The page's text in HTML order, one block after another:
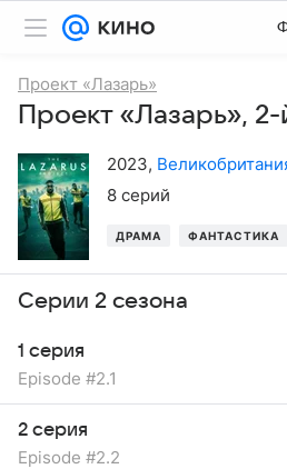
Проект «Лазарь»
Проект «Лазарь»,
2023,
8 серий
ДРАМА ФАНТАСТИКА
Серии 2 сезона
1 серия
Episode #2.1
2 серия
Episode #2.2